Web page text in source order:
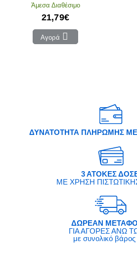
Άμεσα Διαθέσιμο
21,79€
Αγορά
ΔΥΝΑΤΟΤΗΤΑ ΠΛΗΡΩΜΗΣ
3 ΑΤΟΚΕΣ
ΜΕ ΧΡΗΣΗ
ΔΩΡΕΑΝ
ΓΙΑ ΑΓΟΡΕΣ ΑΝΩ
με συνολικό